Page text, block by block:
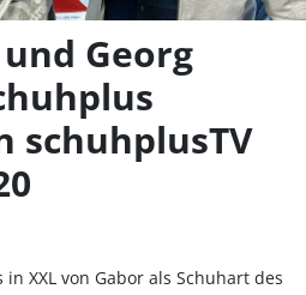
Georg
schuhplusTV
in XXL von Gabor als Schuhart des